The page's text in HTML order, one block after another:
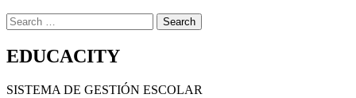
Search
for:
EDUCACITY
SISTEMA DE GESTIÓN ESCOLAR